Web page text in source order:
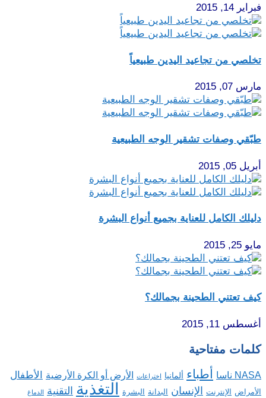
فبراير 14, 2015
تخلصي من تجاعيد اليدين طبيعياً
مارس 07, 2015
طبّقي وصفات تشقير الوجه الطبيعية
أبريل 05, 2015
دليلك الكامل للعناية بجميع أنواع البشرة
مايو 25, 2015
كيف تعتني الطحينة بجمالك؟
أغسطس 11, 2015
كلمات مفتاحية
NASA ناسا أطباء ألمانيا اختراعات الأرض أو الكرة الأرضية الأطفال
الأمراض الإنترنت الإنسان البدانة البشرة التغذية التقنية الدماغ